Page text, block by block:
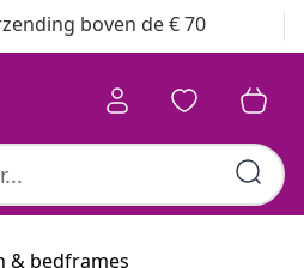
boven de € 70
& bedframes